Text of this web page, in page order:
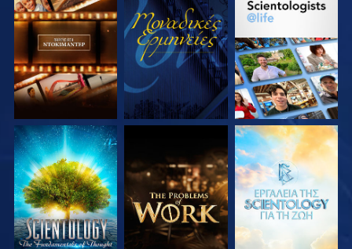
ΕΞΕΡΕΥΝΗΣΤΕ ΤΗ
ΣΕΙΡΑ
ΠΑΡΑΚΟΛΟΥΘΗΣΤΕ
ΕΞΕΡΕΥΝΗΣΤΕ ΤΗ
ΕΞΕΡΕΥΝΗΣΤΕ ΤΗ
ΣΕΙΡΑ
ΕΞΕΡΕΥΝΗΣΤΕ ΤΗ
ΣΕΙΡΑ
ΕΞΕΡΕΥΝΗΣΤΕ ΤΗ
ΣΕΙΡΑ